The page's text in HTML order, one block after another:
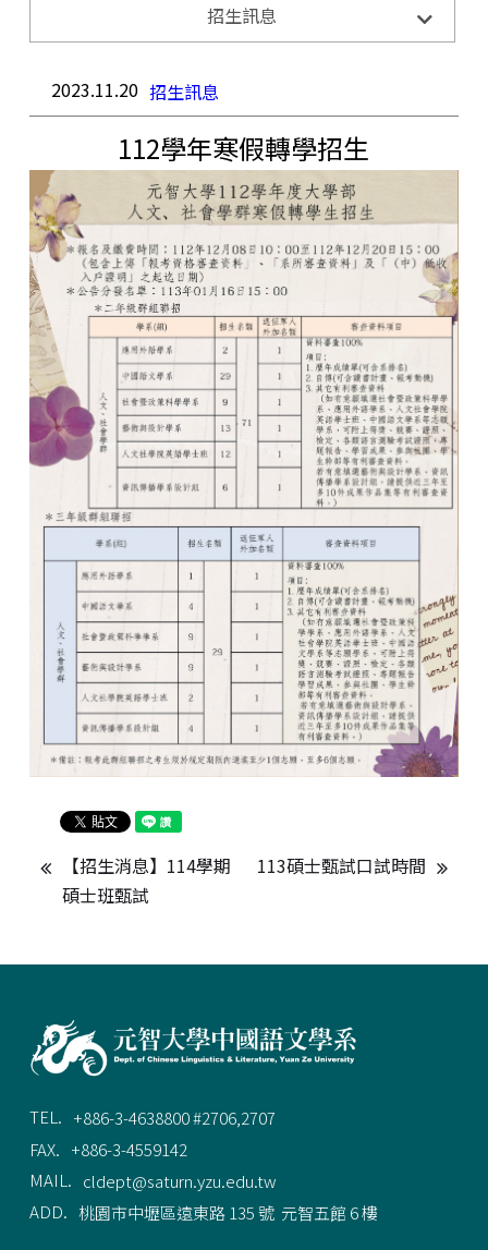
招生訊息系所公告 招生訊息
2023.11.20 招生訊息
112學年寒假轉學招生
【招生消息】114學期
碩士班甄試
113碩士甄試口試時間
TEL. +886-3-4638800 #2706,2707
FAX. +886-3-4559142
MAIL. cldept@saturn.yzu.edu.tw
ADD. 桃園市中壢區遠東路 135 號  元智五館 6 樓